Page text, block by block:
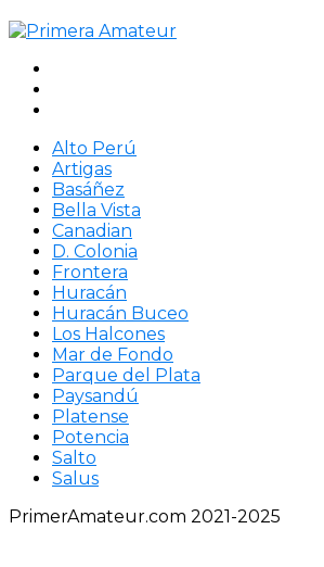
Alto Perú
Artigas
Basáñez
Bella Vista
Canadian
D. Colonia
Frontera
Huracán
Huracán Buceo
Los Halcones
Mar de Fondo
Parque del Plata
Paysandú
Platense
Potencia
Salto
Salus
PrimerAmateur.com 2021-2025